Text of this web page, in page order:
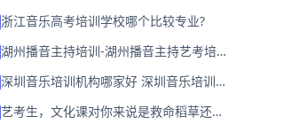
浙江音乐高考培训学校哪个比较专业?
湖州播音主持培训-湖州播音主持艺考培训
深圳音乐培训机构哪家好 深圳音乐培训机
艺考生，文化课对你来说是救命稻草还是